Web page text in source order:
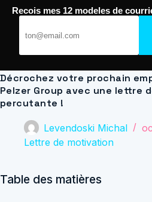
Passer
Décrochez votre prochain
Pelzer Group avec une lettre
percutante !
Levendoski Michal
Lettre de motivation
Table des matières
Recois mes 12 modeles de